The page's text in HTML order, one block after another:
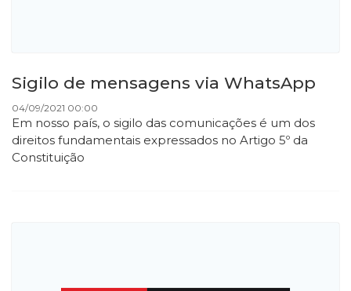
Sigilo de mensagens via WhatsApp
04/09/2021 00:00
Em nosso país, o sigilo das comunicações é um dos
direitos fundamentais expressados no Artigo 5º da
Constituição